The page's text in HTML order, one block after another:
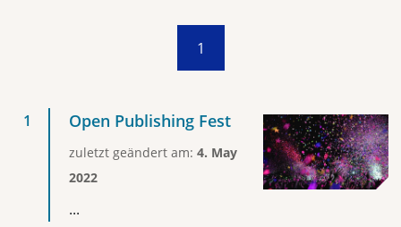
1
Open Publishing Fest
zuletzt geändert am: 4. May
2022
...